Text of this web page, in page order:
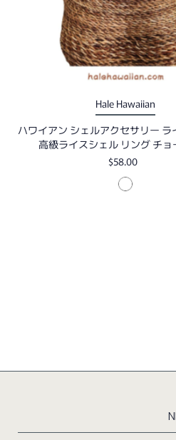
Hale Hawaiian
ハワイアン シェルアクセサリー ラ
高級ライスシェル リング チョ
$58.00